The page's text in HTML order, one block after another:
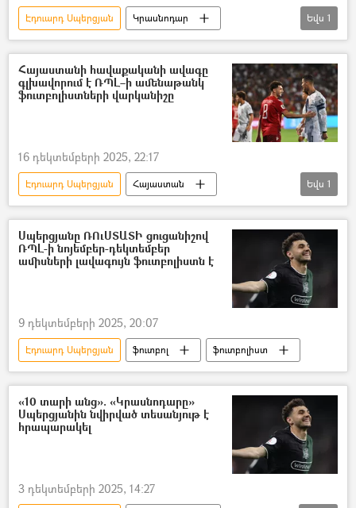
Էդուարդ Սպերցյան
Կրասնոդար
ֆուտբոլ
ֆուտբոլիստ
Եվս 1
Հայաստանի հավաքականի ավագը
գլխավորում է ՌՊԼ–ի ամենաթանկ
ֆուտբոլիստների վարկանիշը
16 դեկտեմբերի 2025, 22:17
Էդուարդ Սպերցյան
Հայաստան
ֆուտբոլ
Սպորտ
Եվս 1
Սպերցյանը ՌՈւՍՏԱՏԻ ցուցանիշով
ՌՊԼ-ի նոյեմբեր-դեկտեմբեր
ամիսների լավագույն ֆուտբոլիստն է
9 դեկտեմբերի 2025, 20:07
Էդուարդ Սպերցյան ֆուտբոլ ֆուտբոլիստ
«10 տարի անց». «Կրասնոդարը»
Սպերցյանին նվիրված տեսանյութ է
հրապարակել
3 դեկտեմբերի 2025, 14:27